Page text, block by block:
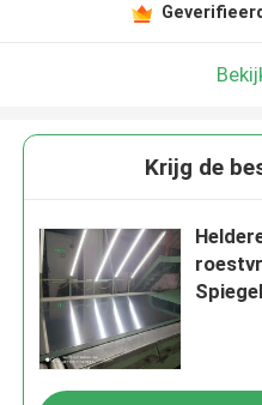
Krijg de